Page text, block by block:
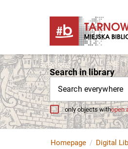
Search in library
Search everywhere
only objects withopen
Homepage Digital